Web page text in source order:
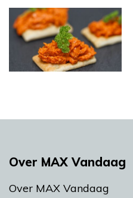
Over MAX Vandaag
Over MAX Vandaag